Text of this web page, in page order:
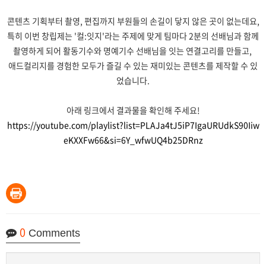
콘텐츠 기획부터 촬영, 편집까지 부원들의 손길이 닿지 않은 곳이 없는데요,
특히 이번 창립제는 '컬:잇지'라는 주제에 맞게 팀마다 2분의 선배님과 함께
촬영하게 되어 활동기수와 명예기수 선배님을 잇는 연결고리를 만들고,
애드컬리지를 경험한 모두가 즐길 수 있는 재미있는 콘텐츠를 제작할 수 있
었습니다.
아래 링크에서 결과물을 확인해 주세요!
https://youtube.com/playlist?list=PLAJa4tJ5iP7IgaURUdkS90Iiw
eKXXFw66&si=6Y_wfwUQ4b25DRnz
0 Comments